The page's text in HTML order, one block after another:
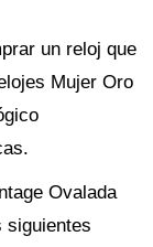
un reloj que
Mujer Oro
Ovalada
siguientes